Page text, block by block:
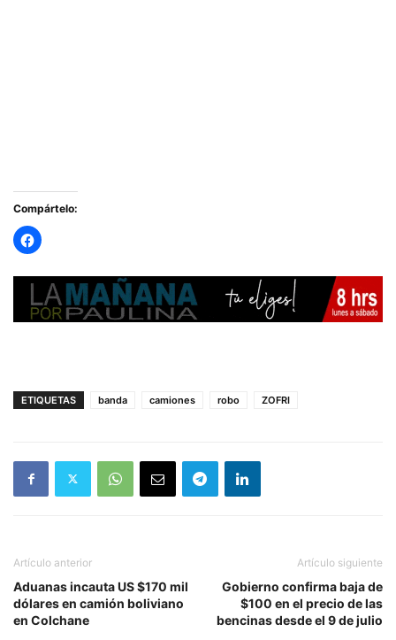
Compártelo:
ETIQUETAS banda camiones robo ZOFRI
Artículo anterior
Aduanas incauta US $170 mil
dólares en camión boliviano
en Colchane
Artículo siguiente
Gobierno confirma baja de
$100 en el precio de las
bencinas desde el 9 de julio